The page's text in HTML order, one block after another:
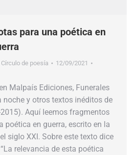
para una poética en
Círculo de poesía
12/09/2021
Malpaís Ediciones, Funerales
noche y otros textos inéditos de
Aquí leemos fragmentos
poética en guerra, escrito en la
siglo XXI. Sobre este texto dice
relevancia de esta poética